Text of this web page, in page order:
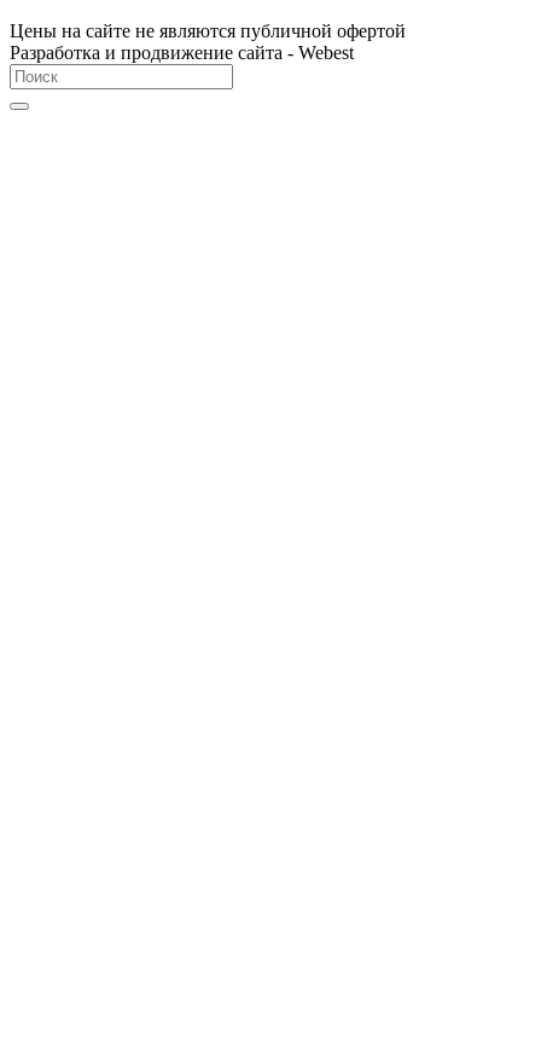
Цены на сайте не являются публичной офертой
Разработка и продвижение сайта - Webest